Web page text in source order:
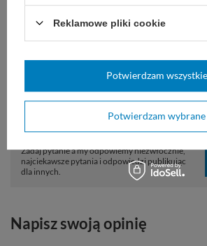
Typ
Rodzaj
Golarka
Potrzebujesz pomocy? Masz
Zadaj pytanie a my odpowiemy niezwłocznie,
najciekawsze pytania i odpowiedzi publikując
dla innych.
Napisz swoją opinię
Reklamowe pliki cookie
Potwierdzam wybrane
Potwierdzam wszystkie